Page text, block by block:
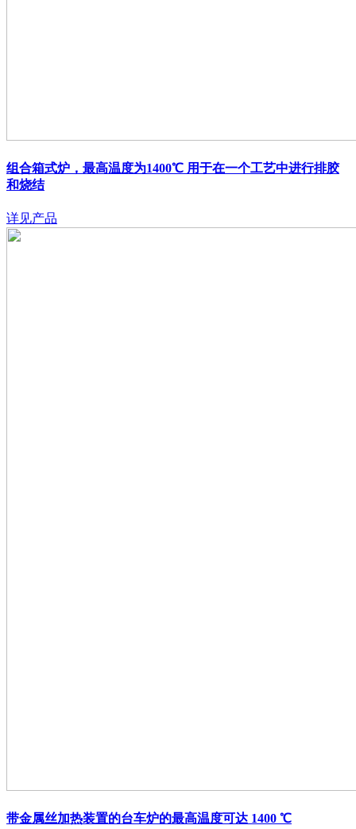
组合箱式炉，最高温度为1400℃ 用于在一个工艺中进行排胶
和烧结
详见产品
带金属丝加热装置的台车炉的最高温度可达 1400 ℃